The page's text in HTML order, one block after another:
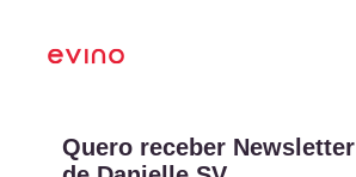
Quero receber Newsletter